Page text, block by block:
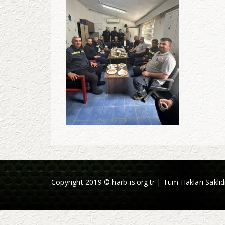
Copyright 2019 © harb-is.org.tr | Tüm Hakları